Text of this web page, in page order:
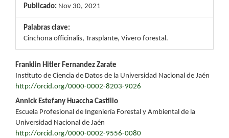
Publicado: Nov 30, 2021
Palabras clave:
Cinchona officinalis, Trasplante, Vivero forestal.
Contenido
principal
del
artículo
Franklin Hitler Fernandez Zarate
Instituto de Ciencia de Datos de la Universidad Nacional de Jaén
http://orcid.org/0000-0002-8203-9026
Annick Estefany Huaccha Castillo
Escuela Profesional de Ingeniería Forestal y Ambiental de la
Universidad Nacional de Jaén
http://orcid.org/0000-0002-9556-0080